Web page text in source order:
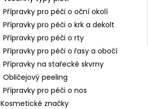
Přípravky pro péči o oční okolí
Přípravky pro péči o krk a dekolt
Přípravky pro péči o rty
Přípravky pro péči o řasy a obočí
Přípravky na stařecké skvrny
Obličejový peeling
Přípravky pro péči o nos
Kosmetické značky